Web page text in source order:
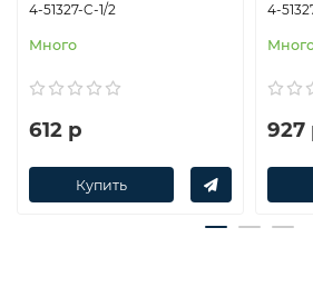
4-51327-C-1/2
Много
612 р
Купить
4-
927